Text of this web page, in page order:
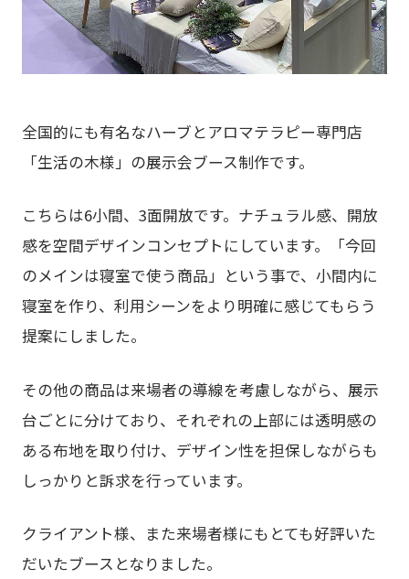
全国的にも有名なハーブとアロマテラピー専門店
「生活の木様」の展示会ブース制作です。
こちらは6小間、3面開放です。ナチュラル感、開放
感を空間デザインコンセプトにしています。「今回
のメインは寝室で使う商品」という事で、小間内に
寝室を作り、利用シーンをより明確に感じてもらう
提案にしました。
その他の商品は来場者の導線を考慮しながら、展示
台ごとに分けており、それぞれの上部には透明感の
ある布地を取り付け、デザイン性を担保しながらも
しっかりと訴求を行っています。
クライアント様、また来場者様にもとても好評いた
だいたブースとなりました。